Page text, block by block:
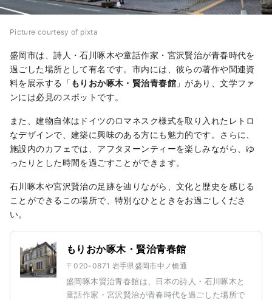
Picture courtesy of pixta
盛岡市は、詩人・石川啄木や童話作家・宮沢賢治が青春時代を
過ごした場所として有名です。市内には、彼らの著作や関連資
料を展示する「もりおか啄木・賢治青春館 」があり、文学ファ
ンには必見のスポットです。
また、建物自体はドイツのロマネスク様式を取り入れたレトロ
なデザインで、建築に興味のある方にも魅力的です。さらに、
施設内のカフェでは、アフタヌーンティーを楽しみながら、ゆ
ったりとした時間を過ごすことができます。
石川啄木や宮沢賢治の足跡を辿りながら、文化と歴史を感じる
ことができるこの場所で、特別なひとときをお過ごしくださ
い。
もりおか啄木・賢治青春館
〒020-0871 岩手県盛岡市中ノ橋通
盛岡啄木賢治青春館は、日本の詩人・石川啄木と
童話作家・宮沢賢治が青春時代を過ごした場所で